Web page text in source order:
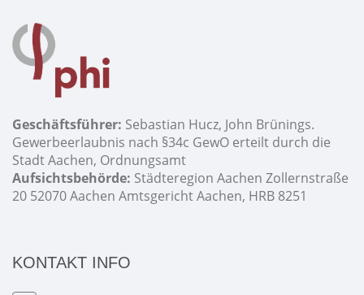
Geschäftsführer: Sebastian Hucz, John Brünings.
Gewerbeerlaubnis nach §34c GewO erteilt durch die
Stadt Aachen, Ordnungsamt
Aufsichtsbehörde: Städteregion Aachen Zollernstraße
20 52070 Aachen Amtsgericht Aachen, HRB 8251
KONTAKT INFO